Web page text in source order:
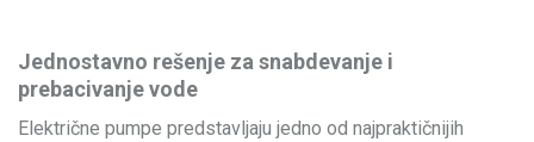
Jednostavno rešenje za snabdevanje i
prebacivanje vode
Električne pumpe predstavljaju jedno od najpraktičnijih